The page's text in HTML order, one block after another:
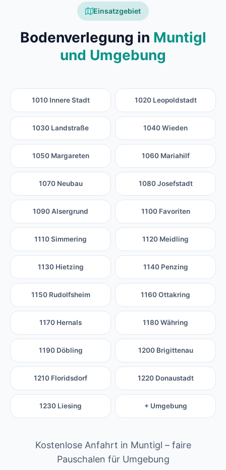
Einsatzgebiet
Bodenverlegung in Muntigl
und Umgebung
1010 Innere Stadt 1020 Leopoldstadt
1030 Landstraße 1040 Wieden
1050 Margareten 1060 Mariahilf
1070 Neubau 1080 Josefstadt
1090 Alsergrund 1100 Favoriten
1110 Simmering 1120 Meidling
1130 Hietzing 1140 Penzing
1150 Rudolfsheim 1160 Ottakring
1170 Hernals 1180 Währing
1190 Döbling 1200 Brigittenau
1210 Floridsdorf 1220 Donaustadt
1230 Liesing + Umgebung
Kostenlose Anfahrt in Muntigl – faire
Pauschalen für Umgebung